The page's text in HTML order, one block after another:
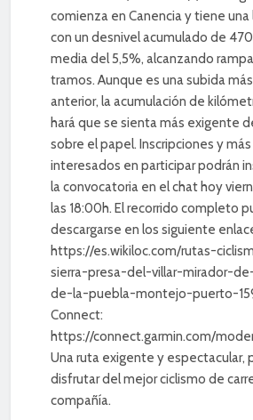
comienza en Canencia y tiene
con un desnivel acumulado de
media del 5,5%, alcanzando
tramos. Aunque es una subida
anterior, la acumulación de
hará que se sienta más exigente
sobre el papel. Inscripciones y
interesados en participar podrán
la convocatoria en el chat hoy
las 18:00h. El recorrido completo
descargarse en los siguiente
https://es.wikiloc.com/rutas-
sierra-presa-del-villar-mirador-
de-la-puebla-montejo-puerto-
Connect:
https://connect.garmin.com/
Una ruta exigente y espectacular,
disfrutar del mejor ciclismo de
compañía.